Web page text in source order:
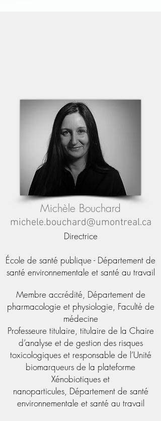
Michèle Bouchard
michele.bouchard@umontreal.ca
Directrice
École de santé publique - Département de
santé environnementale et santé au travail
Membre accrédité, Département de
pharmacologie et physiologie, Faculté de
médecine
Professeure titulaire, titulaire de la Chaire
d’analyse et de gestion des risques
toxicologiques et responsable de l’Unité
biomarqueurs de la plateforme
Xénobiotiques et
nanoparticules, Département de santé
environnementale et santé au travail